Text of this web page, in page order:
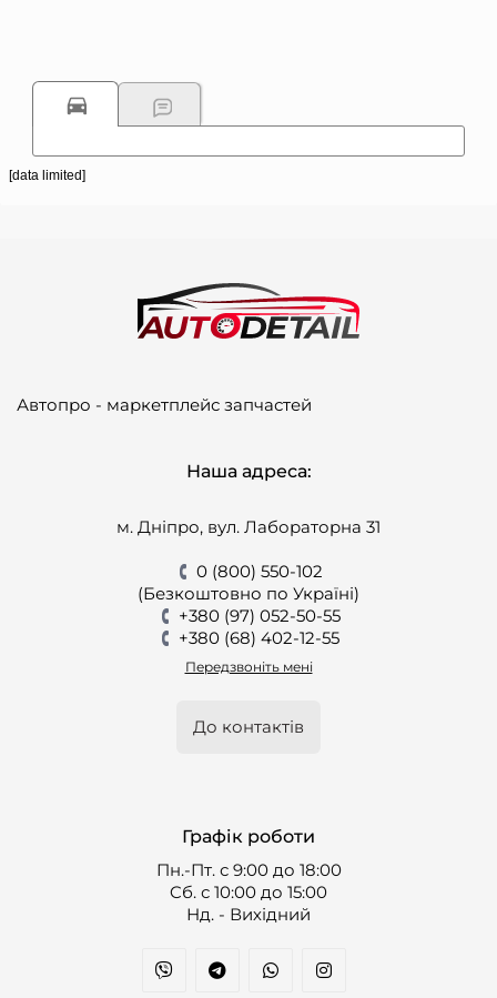
[data limited]
Автопро - маркетплейс запчастей
Наша адреса:
м. Дніпро, вул. Лабораторна 31
0 (800) 550-102
(Безкоштовно по Україні)
+380 (97) 052-50-55
+380 (68) 402-12-55
Передзвоніть мені
До контактів
Графік роботи
Пн.-Пт. с 9:00 до 18:00
Cб. с 10:00 до 15:00
Нд. - Вихідний